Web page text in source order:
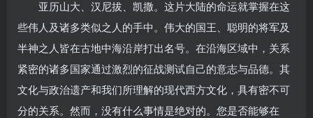
亚历山大、汉尼拔、凯撒。这片大陆的命运就掌握在这
些伟人及诸多类似之人的手中。伟大的国王、聪明的将军及
半神之人皆在古地中海沿岸打出名号。在沿海区域中，关系
紧密的诸多国家通过激烈的征战测试自己的意志与品德。其
文化与政治遗产和我们所理解的现代西方文化，具有密不可
分的关系。然而，没有什么事情是绝对的。您是否能够在